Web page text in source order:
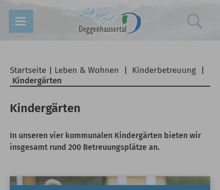
Startseite Leben & Wohnen Kinderbetreuung
Kindergärten
Kindergärten
In unseren vier kommunalen Kindergärten bieten wir
insgesamt rund 200 Betreuungsplätze an.